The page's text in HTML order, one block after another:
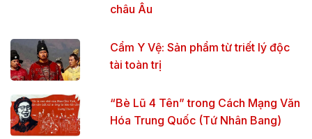
châu Âu
Cẩm Y Vệ: Sản phẩm từ triết lý độc
tài toàn trị
“Bè Lũ 4 Tên” trong Cách Mạng Văn
Hóa Trung Quốc (Tứ Nhân Bang)